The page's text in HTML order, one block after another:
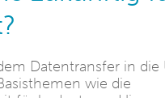
Datentransfer in die
wie die